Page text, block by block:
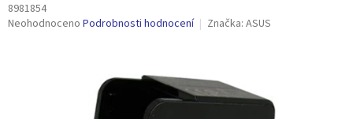
8981854
Průměrné
Neohodnoceno Podrobnosti hodnocení Značka: ASUS